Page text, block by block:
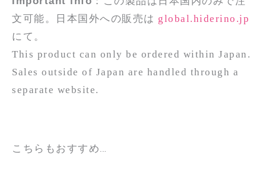
文可能。日本国外への販売は global.hiderino.jp
にて。
This product can only be ordered within Japan.
Sales outside of Japan are handled through a
separate website.
こちらもおすすめ…